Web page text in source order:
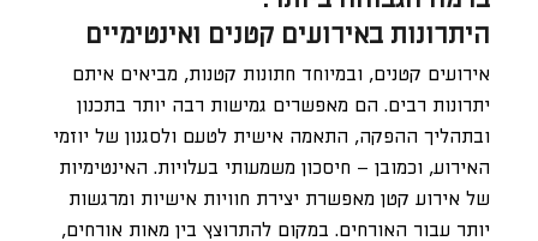
היתרונות באירועים קטנים ואינטימיים
אירועים קטנים, ובמיוחד חתונות קטנות, מביאים איתם
יתרונות רבים. הם מאפשרים גמישות רבה יותר בתכנון
ובתהליך ההפקה, התאמה אישית לטעם ולסגנון של יוזמי
האירוע, וכמובן – חיסכון משמעותי בעלויות. האינטימיות
של אירוע קטן מאפשרת יצירת חוויות אישיות ומרגשות
יותר עבור האורחים. במקום להתרוצץ בין מאות אורחים,